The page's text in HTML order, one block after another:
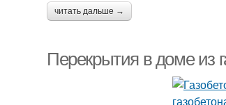
читать дальше →
Перекрытия в доме из